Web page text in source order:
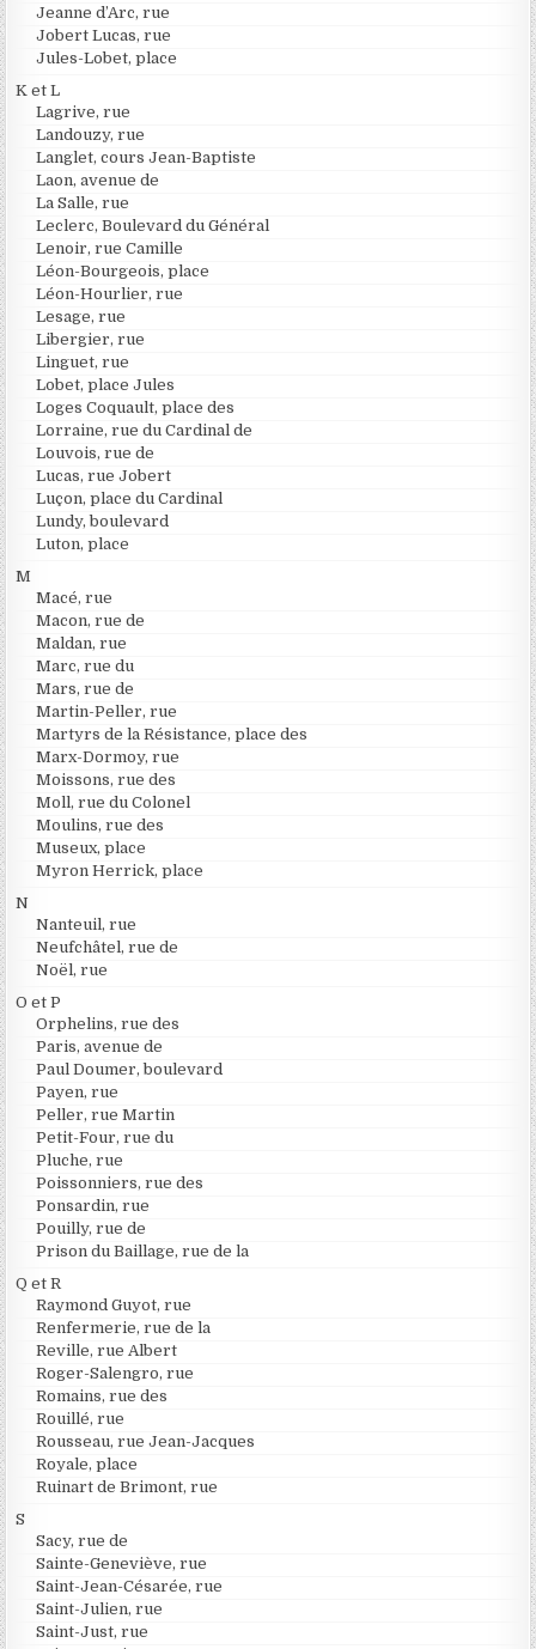
Jeanne d’Arc, rue
Jobert Lucas, rue
Jules-Lobet, place
K et L
Lagrive, rue
Landouzy, rue
Langlet, cours Jean-Baptiste
Laon, avenue de
La Salle, rue
Leclerc, Boulevard du Général
Lenoir, rue Camille
Léon-Bourgeois, place
Léon-Hourlier, rue
Lesage, rue
Libergier, rue
Linguet, rue
Lobet, place Jules
Loges Coquault, place des
Lorraine, rue du Cardinal de
Louvois, rue de
Lucas, rue Jobert
Luçon, place du Cardinal
Lundy, boulevard
Luton, place
M
Macé, rue
Macon, rue de
Maldan, rue
Marc, rue du
Mars, rue de
Martin-Peller, rue
Martyrs de la Résistance, place des
Marx-Dormoy, rue
Moissons, rue des
Moll, rue du Colonel
Moulins, rue des
Museux, place
Myron Herrick, place
N
Nanteuil, rue
Neufchâtel, rue de
Noël, rue
O et P
Orphelins, rue des
Paris, avenue de
Paul Doumer, boulevard
Payen, rue
Peller, rue Martin
Petit-Four, rue du
Pluche, rue
Poissonniers, rue des
Ponsardin, rue
Pouilly, rue de
Prison du Baillage, rue de la
Q et R
Raymond Guyot, rue
Renfermerie, rue de la
Reville, rue Albert
Roger-Salengro, rue
Romains, rue des
Rouillé, rue
Rousseau, rue Jean-Jacques
Royale, place
Ruinart de Brimont, rue
S
Sacy, rue de
Sainte-Geneviève, rue
Saint-Jean-Césarée, rue
Saint-Julien, rue
Saint-Just, rue